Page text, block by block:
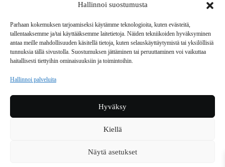
Hallinnoi suostumusta
Parhaan kokemuksen tarjoamiseksi käytämme teknologioita, kuten evästeitä,
tallentaaksemme ja/tai käyttääksemme laitetietoja. Näiden tekniikoiden hyväksyminen
antaa meille mahdollisuuden käsitellä tietoja, kuten selauskäyttäytymistä tai yksilöllisiä
tunnuksia tällä sivustolla. Suostumuksen jättäminen tai peruuttaminen voi vaikuttaa
haitallisesti tiettyihin ominaisuuksiin ja toimintoihin.
Hallinnoi palveluita
Hyväksy
Kiellä
Näytä asetukset
UUTISKIRJE
MAINOSTAJILLE
VASTAMAINOKSET
JAKELUPAIKAT
REKISTERISELOSTE
TILAUKSEN PERUUTUSPYYNTÖ
TILAUSOHJEET JA -EHDOT